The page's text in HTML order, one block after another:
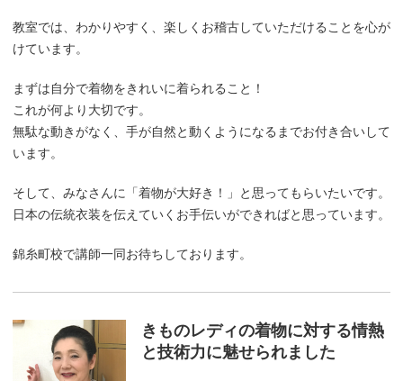
教室では、わかりやすく、楽しくお稽古していただけることを心が
けています。
まずは自分で着物をきれいに着られること！
これが何より大切です。
無駄な動きがなく、手が自然と動くようになるまでお付き合いして
います。
そして、みなさんに「着物が大好き！」と思ってもらいたいです。
日本の伝統衣装を伝えていくお手伝いができればと思っています。
錦糸町校で講師一同お待ちしております。
きものレディの着物に対する情熱
と技術力に魅せられました